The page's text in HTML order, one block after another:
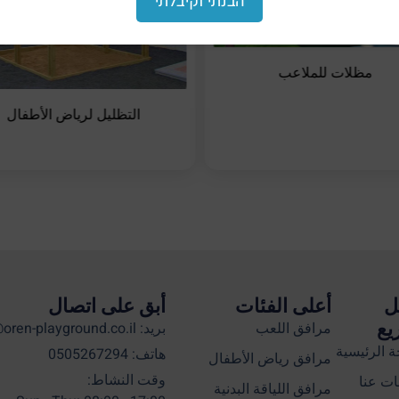
مظلات للملاعب
التظليل لرياض الأطفال
الرئيسية
عنا
أعلى الفئات
مرافق اللعب
مرافق رياض الأطفال
مرافق اللياقة البدنية
أبق على اتصال
بريد: info@oren-playground.co.il
هاتف: 0505267294
وقت النشاط: